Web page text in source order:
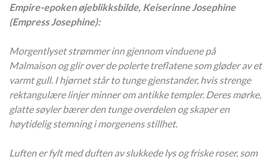
Empire-epoken øjeblikksbilde, Keiserinne Josephine
(Empress Josephine):
Morgentlyset strømmer inn gjennom vinduene på
Malmaison og glir over de polerte treflatene som gløder av et
varmt gull. I hjørnet står to tunge gjenstander, hvis strenge
rektangulære linjer minner om antikke templer. Deres mørke,
glatte søyler bærer den tunge overdelen og skaper en
høytidelig stemning i morgenens stillhet.
Luften er fylt med duften av slukkede lys og friske roser, som